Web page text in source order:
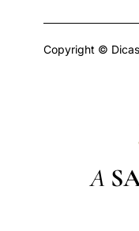
Copyright ©
A